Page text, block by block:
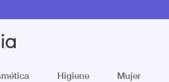
Higiene Mujer